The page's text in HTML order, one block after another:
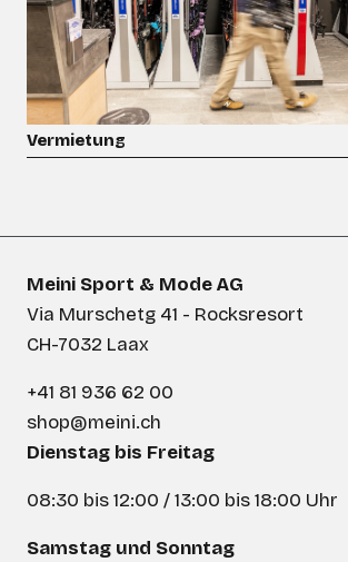
Vermietung
Meini Sport & Mode AG
Via Murschetg 41 - Rocksresort
CH-7032 Laax
+41 81 936 62 00
shop@meini.ch
Dienstag bis Freitag
08:30 bis 12:00 / 13:00 bis 18:00 Uhr
Samstag und Sonntag